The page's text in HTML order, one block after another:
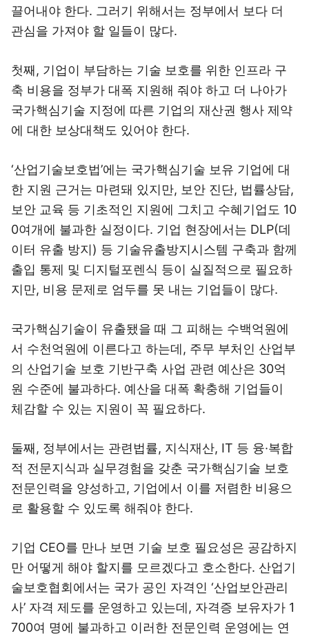
끌어내야 한다. 그러기 위해서는 정부에서 보다 더
관심을 가져야 할 일들이 많다.
첫째, 기업이 부담하는 기술 보호를 위한 인프라 구
축 비용을 정부가 대폭 지원해 줘야 하고 더 나아가
국가핵심기술 지정에 따른 기업의 재산권 행사 제약
에 대한 보상대책도 있어야 한다.
‘산업기술보호법’에는 국가핵심기술 보유 기업에 대
한 지원 근거는 마련돼 있지만, 보안 진단, 법률상담,
보안 교육 등 기초적인 지원에 그치고 수혜기업도 10
0여개에 불과한 실정이다. 기업 현장에서는 DLP(데
이터 유출 방지) 등 기술유출방지시스템 구축과 함께
출입 통제 및 디지털포렌식 등이 실질적으로 필요하
지만, 비용 문제로 엄두를 못 내는 기업들이 많다.
국가핵심기술이 유출됐을 때 그 피해는 수백억원에
서 수천억원에 이른다고 하는데, 주무 부처인 산업부
의 산업기술 보호 기반구축 사업 관련 예산은 30억
원 수준에 불과하다. 예산을 대폭 확충해 기업들이
체감할 수 있는 지원이 꼭 필요하다.
둘째, 정부에서는 관련법률, 지식재산, IT 등 융·복합
적 전문지식과 실무경험을 갖춘 국가핵심기술 보호
전문인력을 양성하고, 기업에서 이를 저렴한 비용으
로 활용할 수 있도록 해줘야 한다.
기업 CEO를 만나 보면 기술 보호 필요성은 공감하지
만 어떻게 해야 할지를 모르겠다고 호소한다. 산업기
술보호협회에서는 국가 공인 자격인 ‘산업보안관리
사’ 자격 제도를 운영하고 있는데, 자격증 보유자가 1
700여 명에 불과하고 이러한 전문인력 운영에는 연